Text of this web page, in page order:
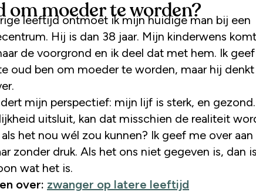
om moeder te worden?
Hij is dan 38 jaar. Mijn kinderwens
de voorgrond en ik deel dat met hem. Ik
oud ben om moeder te worden, maar hij denkt
mijn perspectief: mijn lijf is sterk, en
uitsluit, kan dat misschien de realiteit
het nou wél zou kunnen? Ik geef me over
zonder druk. Als het ons niet gegeven is, dan
wat het is.
over: zwanger op latere leeftijd